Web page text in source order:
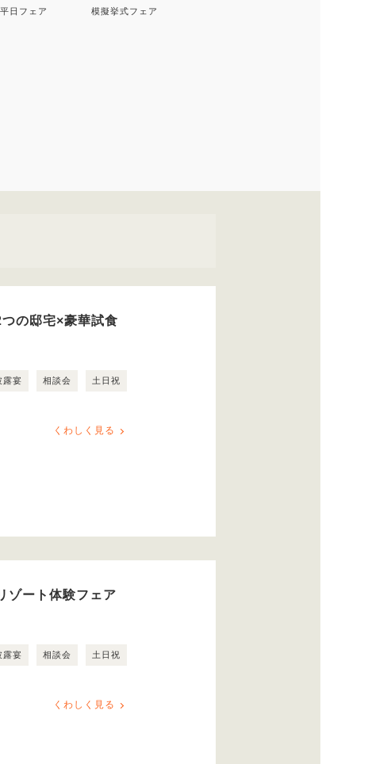
平日フェア 模擬挙式フェア
の邸宅×豪華試食
露宴 相談会 土日祝
くわしく見る
ゾート体験フェア
露宴 相談会 土日祝
くわしく見る